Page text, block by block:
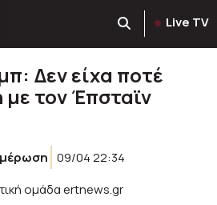
Live TV
Δεν είχα ποτέ
με τον Έπσταϊν
09/04 22:34
ομάδα ertnews.gr